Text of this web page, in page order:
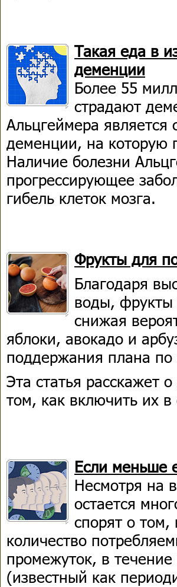
Такая еда в
деменции
Более 55
страдают
Альцгеймера
деменции, на которую
Наличие болезни
прогрессирующее
гибель клеток мозга.
Фрукты для
Благодаря
воды, фрукты
снижая
яблоки, авокадо и
поддержания плана
Эта статья расскажет
том, как включить их
Если меньше
Несмотря на
остается
спорят о том,
количество
промежуток, в
(известный как